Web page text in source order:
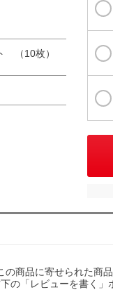
（10枚）
の商品に寄せられた商
の「レビューを書く」